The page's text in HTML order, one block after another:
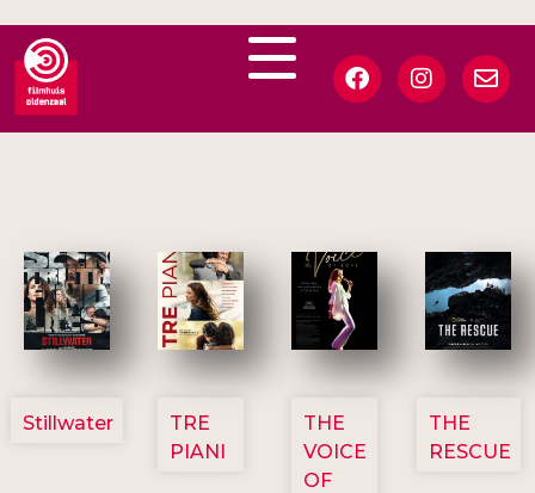
3123
Stillwater
3129
TRE
PIANI
3135
THE
VOICE
OF
3148
THE
RESCUE